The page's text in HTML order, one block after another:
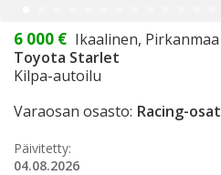
6 000 € Ikaalinen, Pirkanmaa
Toyota Starlet
Kilpa-autoilu
Varaosan osasto: Racing-osat
Päivitetty:
04.08.2026